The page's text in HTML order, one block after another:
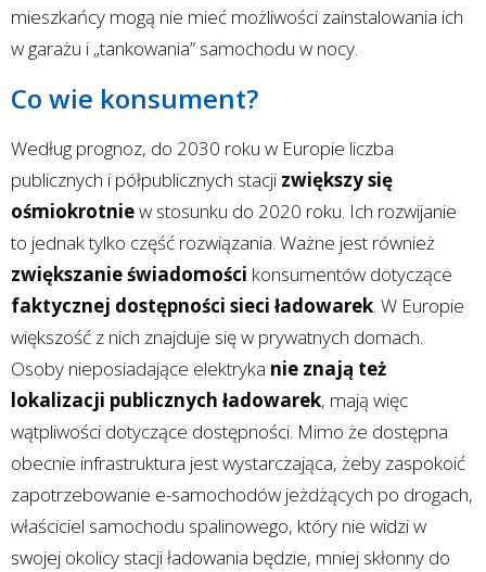
mieszkańcy mogą nie mieć możliwości zainstalowania ich
w garażu i „tankowania” samochodu w nocy.
Co wie konsument?
Według prognoz, do 2030 roku w Europie liczba
publicznych i półpublicznych stacji zwiększy się
ośmiokrotniew stosunku do 2020 roku. Ich rozwijanie
to jednak tylko część rozwiązania. Ważne jest również
zwiększanie świadomości konsumentów dotyczące
faktycznej dostępności sieci ładowarek. W Europie
większość z nich znajduje się w prywatnych domach.
Osoby nieposiadające elektryka nie znają też
lokalizacji publicznych ładowarek, mają więc
wątpliwości dotyczące dostępności. Mimo że dostępna
obecnie infrastruktura jest wystarczająca, żeby zaspokoić
zapotrzebowanie e-samochodów jeżdżących po drogach,
właściciel samochodu spalinowego, który nie widzi w
swojej okolicy stacji ładowania będzie, mniej skłonny do